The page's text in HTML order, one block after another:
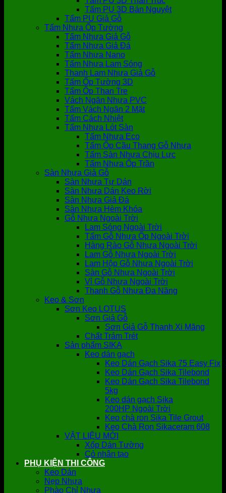
Tấm PU 3D Bán Nguyệt
Tấm PU Giả Gỗ
Tấm Nhựa Ốp Tường
Tấm Nhựa Giả Gỗ
Tấm Nhựa Giả Đá
Tấm Nhựa Nano
Tấm Nhựa Lam Sóng
Thanh Lam Nhựa Giả Gỗ
Tấm Ốp Tường 3D
Tấm Ốp Than Tre
Vách Ngăn Nhựa PVC
Tấm Vách Ngăn 2 Mặt
Tấm Cách Nhiệt
Tấm Nhựa Lót Sàn
Tấm Nhựa Eco
Tấm Ốp Cầu Thang Gỗ Nhựa
Tấm Sàn Nhựa Chịu Lực
Tấm Nhựa Ốp Trần
Sàn Nhựa Giả Gỗ
Sàn Nhựa Tự Dán
Sàn Nhựa Dán Keo Rời
Sàn Nhựa Giả Đá
Sàn Nhựa Hèm Khóa
Gỗ Nhựa Ngoài Trời
Lam Sóng Ngoài Trời
Tấm Gỗ Nhựa Ốp Ngoài Trời
Hàng Rào Gỗ Nhựa Ngoài Trời
Lam Gỗ Nhựa Ngoài Trời
Lam Hộp Gỗ Nhựa Ngoài Trời
Sàn Gỗ Nhựa Ngoài Trời
Vỉ Gỗ Nhựa Ngoài Trời
Thanh Gỗ Nhựa Đa Năng
Keo & Sơn
Sơn Keo LOTUS
Sơn Giả Gỗ
Sơn Giả Gỗ Thanh Xi Măng
Chất Trám Trét
Sản phẩm SIKA
Keo dán gạch
Keo Dán Gạch Sika 75 Easy Fix
Keo Dán Gạch Sika Tilebond
Keo Dán Gạch Sika Tilebond
5kg
Keo dán gạch Sika
200HP Ngoài Trời
Keo chà ron Sika Tile Grout
Keo Chà Ron Sikaceram 608
VẬT LIỆU MỚI
Xốp Dán Tường
Cỏ nhân tạo
PHỤ KIỆN THI CÔNG
Keo Dán
Nẹp Nhựa
Phào Chỉ Nhựa